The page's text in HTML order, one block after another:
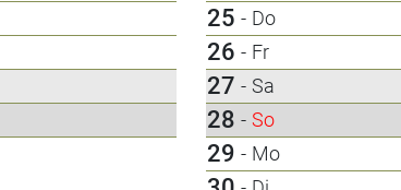
25 - Do
26 - Fr
27 - Sa
28 - So
29 - Mo